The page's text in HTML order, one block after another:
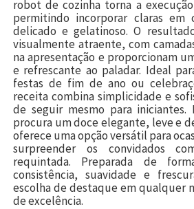
robot de cozinha torna a
permitindo incorporar claras em
delicado e gelatinoso. O
visualmente atraente, com
na apresentação e proporcionam
e refrescante ao paladar. Ideal
festas de fim de ano ou
receita combina simplicidade e
de seguir mesmo para
procura um doce elegante, leve e
oferece uma opção versátil para
surpreender os convidados
requintada. Preparada de
consistência, suavidade e
escolha de destaque em qualquer
de excelência.